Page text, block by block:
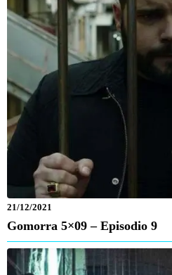
21/12/2021
Gomorra 5×09 – Episodio 9